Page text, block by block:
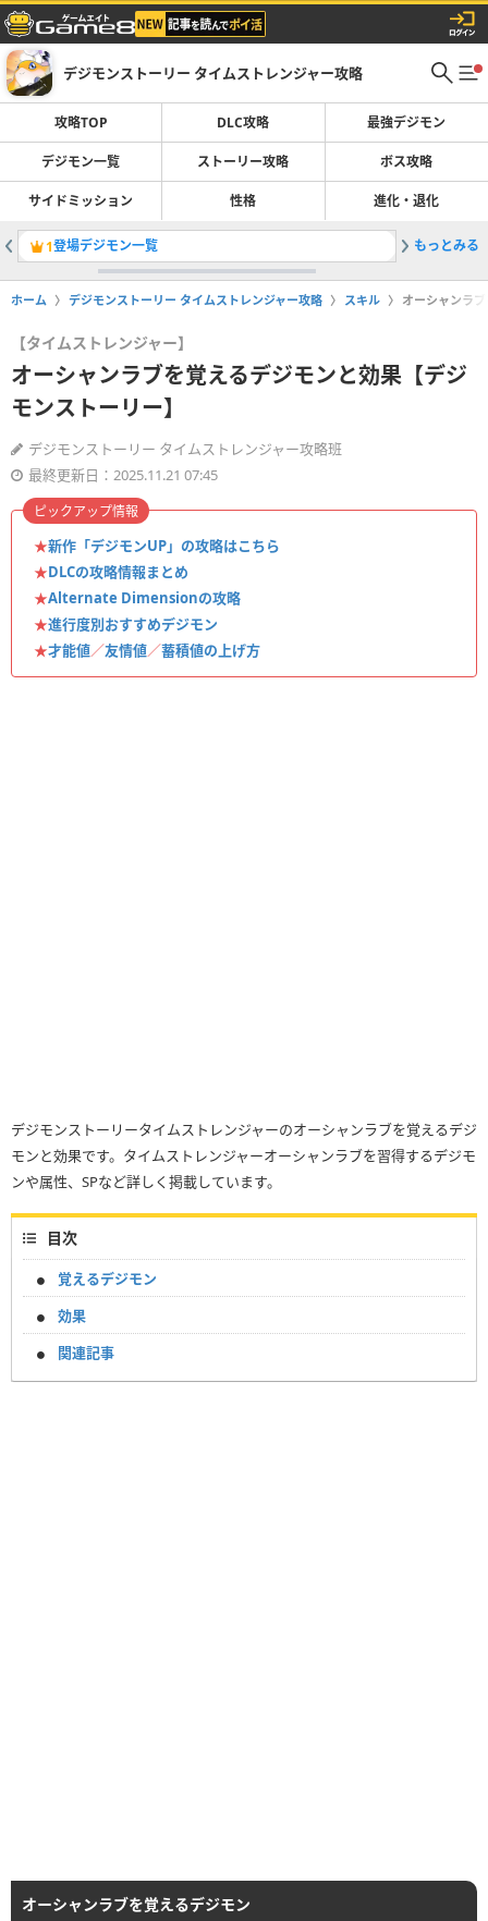
デジモンストーリー タイムストレンジャー攻略
攻略TOP DLC攻略 最強デジモン
デジモン一覧 ストーリー攻略 ボス攻略
サイドミッション 性格 進化・退化
1登場デジモン一覧 2最強デ
もっとみる
ホーム デジモンストーリー タイムストレンジャー攻略 スキル オーシャンラ
【タイムストレンジャー】
オーシャンラブを覚えるデジモンと効果【デジ
モンストーリー】
デジモンストーリー タイムストレンジャー攻略班
最終更新日：2025.11.21 07:45
★新作「デジモンUP」の攻略はこちら
★DLCの攻略情報まとめ
★Alternate Dimensionの攻略
★進行度別おすすめデジモン
★才能値／友情値／蓄積値の上げ方
ピックアップ情報
デジモンストーリータイムストレンジャーのオーシャンラブを覚えるデジ
モンと効果です。タイムストレンジャーオーシャンラブを習得するデジモ
ンや属性、SPなど詳しく掲載しています。
目次
覚えるデジモン
効果
関連記事
オーシャンラブを覚えるデジモン